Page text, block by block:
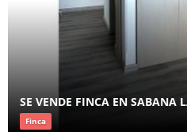
SE VENDE FINCA EN SABANA
Finca